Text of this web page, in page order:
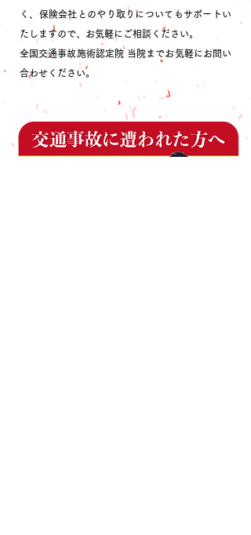
く、保険会社とのやり取りについてもサポートい
たしますので、お気軽にご相談ください。
全国交通事故施術認定院 当院までお気軽にお問い
合わせください。